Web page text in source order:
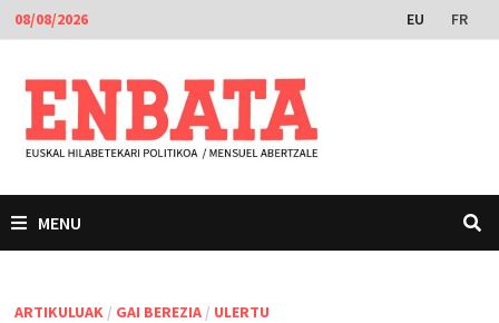
Skip
to
content
08/08/2026 EU FR
MENU
ARTIKULUAK / GAI BEREZIA/ ULERTU